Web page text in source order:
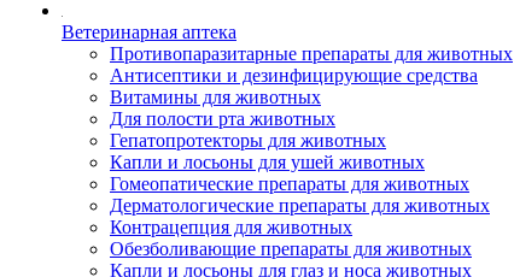
Ветеринарная аптека
Противопаразитарные препараты для животных
Антисептики и дезинфицирующие средства
Витамины для животных
Для полости рта животных
Гепатопротекторы для животных
Капли и лосьоны для ушей животных
Гомеопатические препараты для животных
Дерматологические препараты для животных
Контрацепция для животных
Обезболивающие препараты для животных
Капли и лосьоны для глаз и носа животных